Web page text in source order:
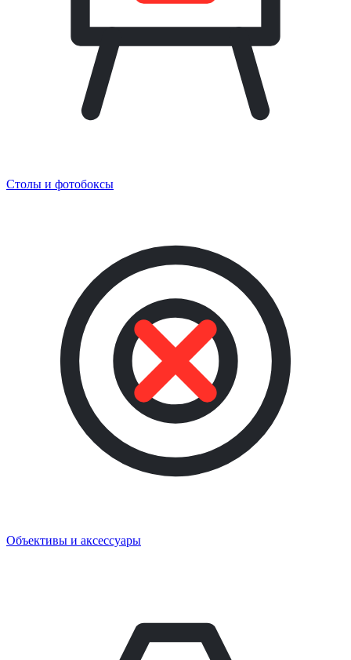
Столы и фотобоксы
Объективы и аксессуары